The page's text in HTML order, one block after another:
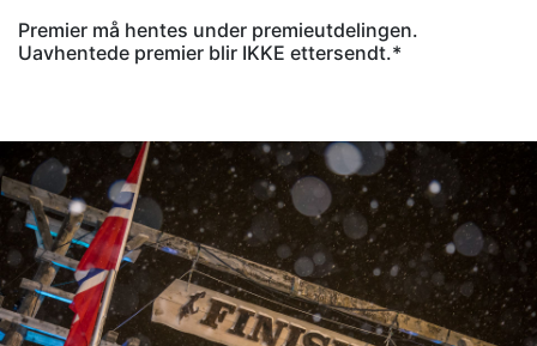
Premier må hentes under premieutdelingen.
Uavhentede premier blir IKKE ettersendt.*